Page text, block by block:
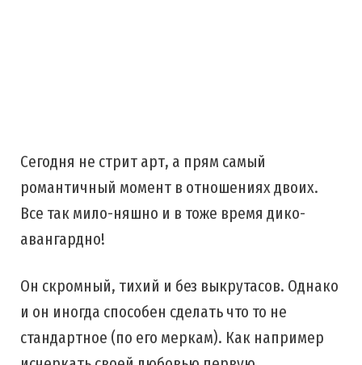
Сегодня не стрит арт, а прям самый
романтичный момент в отношениях двоих.
Все так мило-няшно и в тоже время дико-
авангардно!
Он скромный, тихий и без выкрутасов. Однако
и он иногда способен сделать что то не
стандартное (по его меркам). Как например